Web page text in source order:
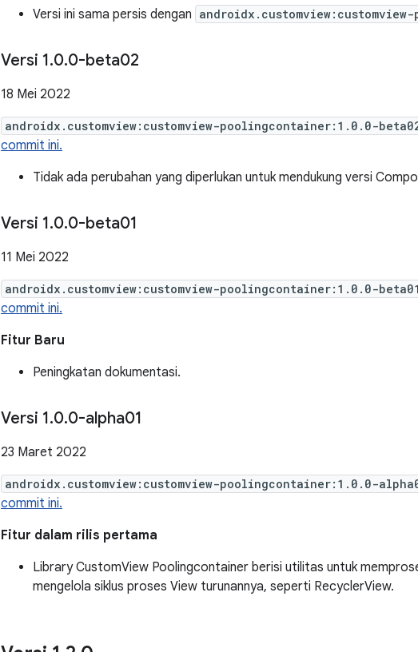
Versi ini sama persis dengan
Versi 1.0.0-beta02
18 Mei 2022
androidx.customview:customview-poolingcontainer:1.0.0-
commit ini.
Tidak ada perubahan yang diperlukan untuk mendukung versi
Versi 1.0.0-beta01
11 Mei 2022
androidx.customview:customview-poolingcontainer:1.0.0-beta01
commit ini.
Fitur Baru
Peningkatan dokumentasi.
Versi 1.0.0-alpha01
23 Maret 2022
androidx.customview:customview-poolingcontainer:1.0.0-
commit ini.
Fitur dalam rilis pertama
Library CustomView Poolingcontainer berisi utilitas untuk
mengelola siklus proses View turunannya, seperti RecyclerView.